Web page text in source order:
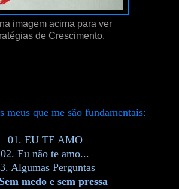
imagem acima para ver
de Crescimento.
meus que me são fundamentais:
01. EU TE AMO
02. Eu não te amo...
Algumas Perguntas
medo e sem pressa